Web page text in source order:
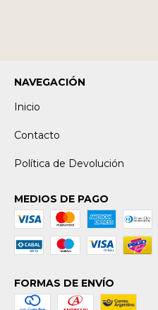
NAVEGACIÓN
Inicio
Contacto
Política de Devolución
MEDIOS DE PAGO
FORMAS DE ENVÍO